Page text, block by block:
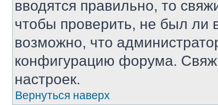
вводятся правильно, то
чтобы проверить, не был ли
возможно, что
конфигурацию форума.
настроек.
Вернуться наверх